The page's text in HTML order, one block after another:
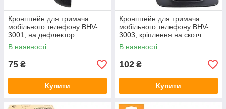
Кронштейн для тримача
мобільного телефону BHV-
3001, на дефлектор
В наявності
75 ₴
Купити
Кронштейн для тримача
мобільного телефону BHV-
3003, кріплення на скотч
В наявності
102 ₴
Купити